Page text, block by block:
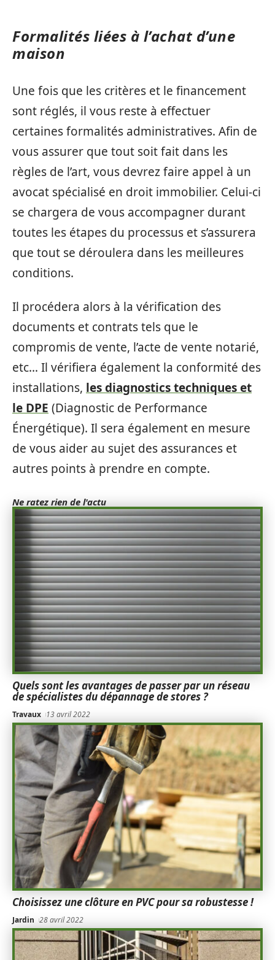
Formalités liées à l’achat d’une
maison
Une fois que les critères et le financement
sont réglés, il vous reste à effectuer
certaines formalités administratives. Afin de
vous assurer que tout soit fait dans les
règles de l’art, vous devrez faire appel à un
avocat spécialisé en droit immobilier. Celui-ci
se chargera de vous accompagner durant
toutes les étapes du processus et s’assurera
que tout se déroulera dans les meilleures
conditions.
Il procédera alors à la vérification des
documents et contrats tels que le
compromis de vente, l’acte de vente notarié,
etc… Il vérifiera également la conformité des
installations, les diagnostics techniques et
le DPE (Diagnostic de Performance
Énergétique). Il sera également en mesure
de vous aider au sujet des assurances et
autres points à prendre en compte.
Ne ratez rien de l'actu
Quels sont les avantages de passer par un réseau
de spécialistes du dépannage de stores ?
Travaux 13 avril 2022
Choisissez une clôture en PVC pour sa robustesse !
Jardin 28 avril 2022